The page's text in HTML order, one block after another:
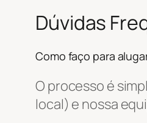
Dúvidas
Como faço para
O processo é
local) e nossa